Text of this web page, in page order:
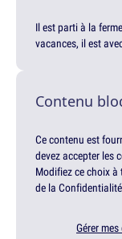
Il est parti à la
vacances, il est
Contenu
Ce contenu est
devez accepter les
Modifiez ce choix à
de la
Gérer